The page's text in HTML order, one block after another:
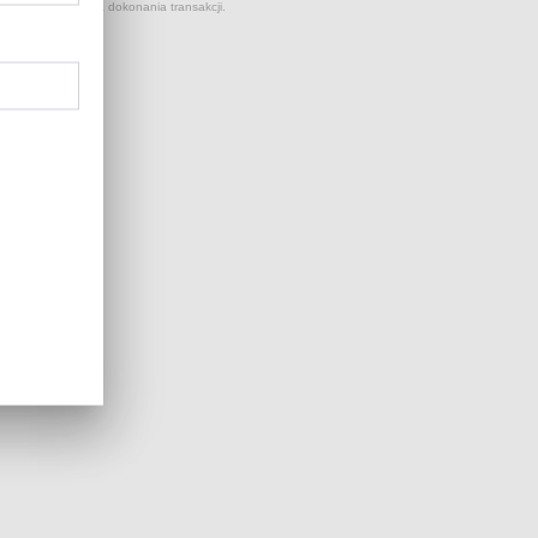
NBP z dnia dokonania transakcji.